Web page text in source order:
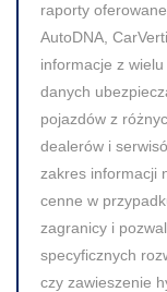
raporty
AutoDNA,
informacje z wielu
danych
pojazdów z
dealerów i
zakres informacji
cenne w
zagranicy i
specyficznych
czy zawieszenie